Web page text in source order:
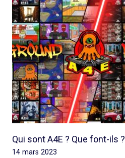
Qui sont A4E ? Que font-ils ?
14 mars 2023